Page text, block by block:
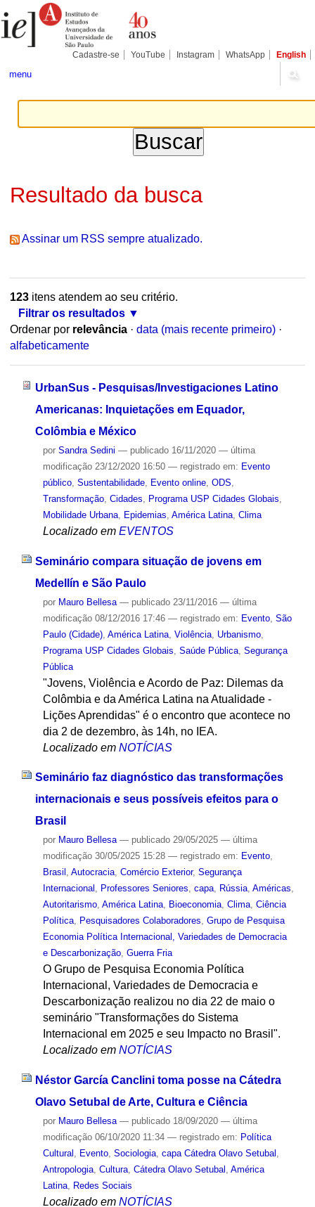
para
conteúdo.
Pessoais
Cadastre-se YouTube Instagram WhatsApp English
menu
Resultado da busca
Assinar um RSS sempre atualizado.
123itens atendem ao seu critério.
Filtrar os resultados
Ordenar por relevância · data (mais recente primeiro) ·
alfabeticamente
UrbanSus - Pesquisas/Investigaciones Latino
Americanas: Inquietações em Equador,
Colômbia e México
por Sandra Sedini — publicado16/11/2020 — última
modificação23/12/2020 16:50 — registrado em: Evento
público, Sustentabilidade, Evento online, ODS
Transformação, Cidades Programa USP Cidades Globais
Mobilidade Urbana, Epidemias América Latina, Clima
Localizado em EVENTOS
Seminário compara situação de jovens em
Medellín e São Paulo
por Mauro Bellesa — publicado23/11/2016 — última
modificação08/12/2016 17:46 — registrado em: Evento, São
Paulo (Cidade), América Latina, Violência, Urbanismo,
Programa USP Cidades Globais Saúde Pública, Segurança
Pública
"Jovens, Violência e Acordo de Paz: Dilemas da
Colômbia e da América Latina na Atualidade -
Lições Aprendidas" é o encontro que acontece no
dia 2 de dezembro, às 14h, no IEA.
Localizado em NOTÍCIAS
Seminário faz diagnóstico das transformações
internacionais e seus possíveis efeitos para o
Brasil
por Mauro Bellesa — publicado29/05/2025 — última
modificação30/05/2025 15:28 — registrado em: Evento,
Brasil , Autocracia, Comércio Exterior, Segurança
Internacional , Professores Seniores, capa, Rússia, Américas,
Autoritarismo, América Latina, Bioeconomia, Clima, Ciência
Política, Pesquisadores Colaboradores, Grupo de Pesquisa
Economia Política Internacional, Variedades de Democracia
e Descarbonização, Guerra Fria
O Grupo de Pesquisa Economia Política
Internacional, Variedades de Democracia e
Descarbonização realizou no dia 22 de maio o
seminário "Transformações do Sistema
Internacional em 2025 e seu Impacto no Brasil".
Localizado em NOTÍCIAS
Néstor García Canclini toma posse na Cátedra
Olavo Setubal de Arte, Cultura e Ciência
por Mauro Bellesa — publicado18/09/2020 — última
modificação06/10/2020 11:34 — registrado em: Política
Cultural , Evento, Sociologia, capa Cátedra Olavo Setubal ,
Antropologia, Cultura, Cátedra Olavo Setubal , América
Latina, Redes Sociais
Localizado em NOTÍCIAS